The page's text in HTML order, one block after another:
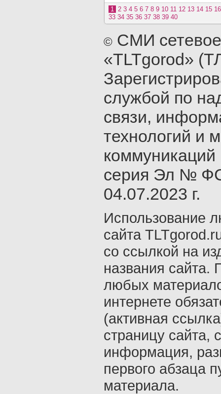
1 2 3 4 5 6 7 8 9 10 11 12 13 14 15 16
33 34 35 36 37 38 39 40
© СМИ
«TLTgorod»
службой по
связи,
технологий и
серия Эл №
04.07.2023 г.
Использование
сайта
со ссылкой на
названия сайта.
любых
интернете
(активная
страницу сайта,
информация,
первого абзаца
материала.